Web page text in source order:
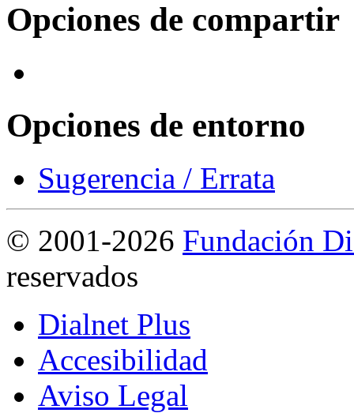
Opciones de compartir
Opciones de entorno
Sugerencia / Errata
© 2001-2026 Fundación
reservados
Dialnet Plus
Accesibilidad
Aviso Legal